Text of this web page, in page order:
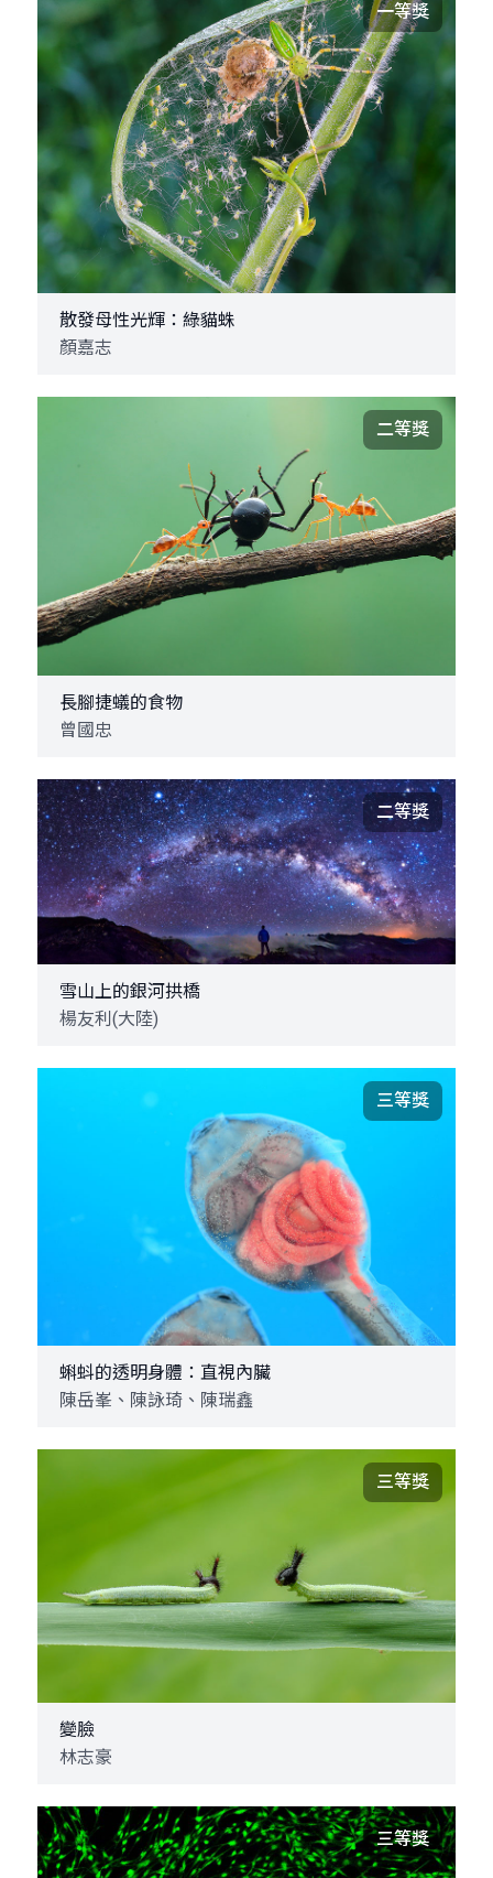
一等獎
散發母性光輝：綠貓蛛
顏嘉志
二等獎
長腳捷蟻的食物
曾國忠
二等獎
雪山上的銀河拱橋
楊友利(大陸)
三等獎
蝌蚪的透明身體：直視內臟
陳岳峯、陳詠琦、陳瑞鑫
三等獎
變臉
林志豪
三等獎